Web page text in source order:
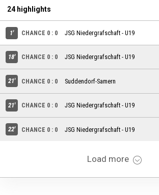
24 highlights
1' CHANCE 0 : 0 JSG Niedergrafschaft - U19
18' CHANCE 0 : 0 JSG Niedergrafschaft - U19
21' CHANCE 0 : 0 Suddendorf-Samern
21' CHANCE 0 : 0 JSG Niedergrafschaft - U19
22' CHANCE 0 : 0 JSG Niedergrafschaft - U19
Load more